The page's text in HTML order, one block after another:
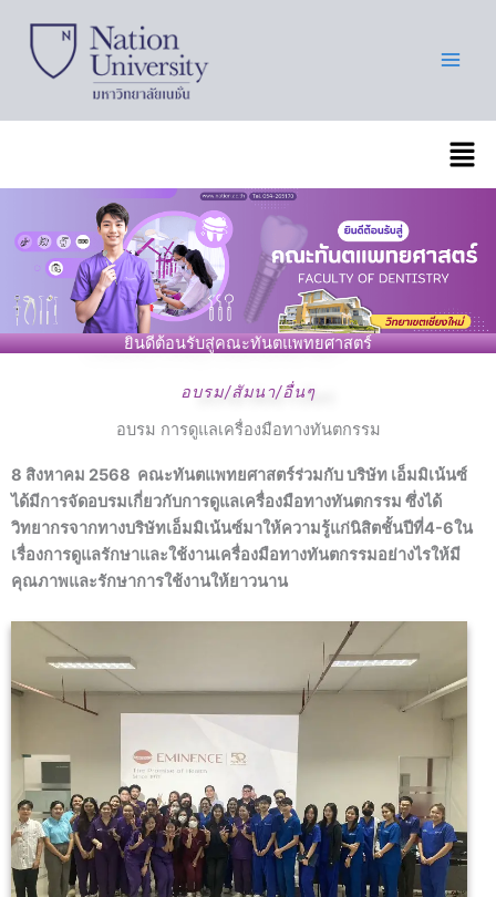
content
เมนู
ยินดีต้อนรับสู่คณะทันตแพทยศาสตร์
อบรม/สัมนา/อื่นๆ
อบรม การดูแลเครื่องมือทางทันตกรรม
8 สิงหาคม 2568 คณะทันตแพทยศาสตร์ร่วมกับ บริษัท เอ็มมิเน้นซ์
ได้มีการจัดอบรมเกี่ยวกับการดูแลเครื่องมือทางทันตกรรม ซึ่งได้
วิทยากรจากทางบริษัทเอ็มมิเน้นซ์มาให้ความรู้แก่นิสิตชั้นปีที่4-6ใน
เรื่องการดูแลรักษาและใช้งานเครื่องมือทางทันตกรรมอย่างไรให้มี
คุณภาพและรักษาการใช้งานให้ยาวนาน